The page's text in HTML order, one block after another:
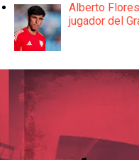
Alberto
jugador del